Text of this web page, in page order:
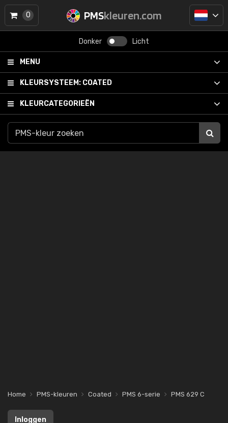
PMSkleuren.com
Donker Licht
MENU
KLEURSYSTEEM: COATED
KLEURCATEGORIEËN
0
Home PMS-kleuren Coated PMS 6-serie PMS 629 C
Inloggen